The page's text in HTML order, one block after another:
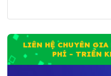
LIÊN HỆ CHUYÊN
PHÍ - TRIỂN